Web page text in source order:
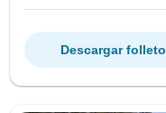
Descargar folleto